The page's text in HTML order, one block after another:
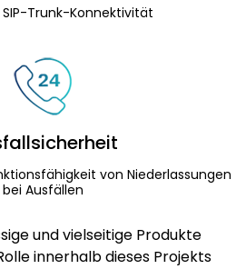
SIP-Trunk-Konnektivität
von Niederlassungen
bei Ausfällen
und vielseitige Produkte
innerhalb dieses Projekts